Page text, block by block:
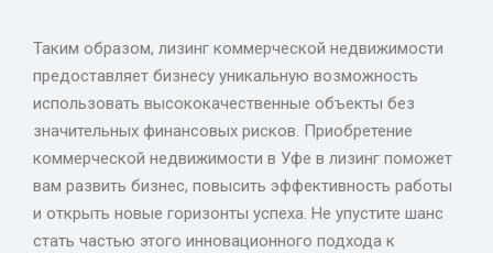
Таким образом, лизинг коммерческой недвижимости
предоставляет бизнесу уникальную возможность
использовать высококачественные объекты без
значительных финансовых рисков. Приобретение
коммерческой недвижимости в Уфе в лизинг поможет
вам развить бизнес, повысить эффективность работы
и открыть новые горизонты успеха. Не упустите шанс
стать частью этого инновационного подхода к